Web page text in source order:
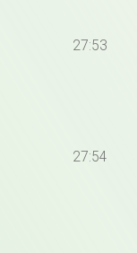
27:53
27:54